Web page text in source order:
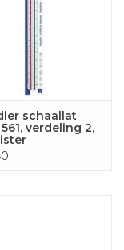
schaallat
verdeling 2,